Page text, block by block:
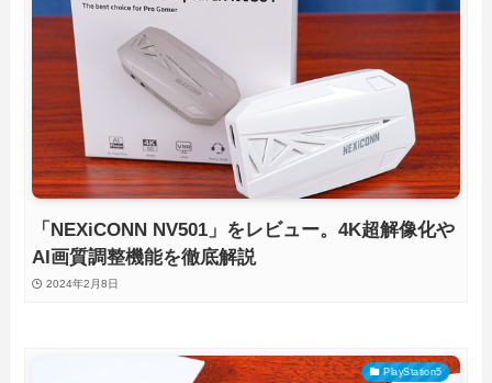
「NEXiCONN NV501」をレビュー。4K超解像化や
AI画質調整機能を徹底解説
2024年2月8日
PlayStation5